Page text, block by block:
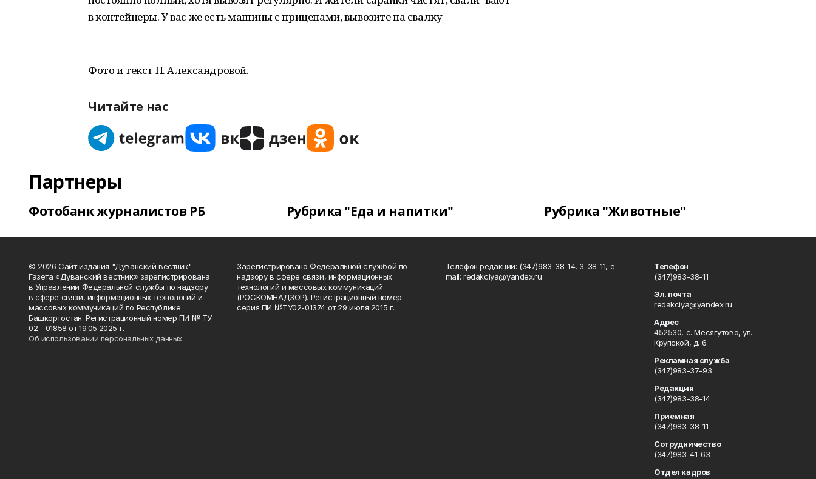
в контейнеры. У вас же есть машины с прицепами, вывозите на свалку
Фото и текст Н. Александровой.
Читайте нас
Партнеры
Фотобанк журналистов РБ Рубрика "Еда и напитки" Рубрика "Животные"
© 2026 Сайт издания "Дуванский вестник"
Газета «Дуванский вестник» зарегистрирована
в Управлении Федеральной службы по надзору
в сфере связи, информационных технологий и
массовых коммуникаций по Республике
Башкортостан. Регистрационный номер ПИ № ТУ
02 - 01858 от 19.05.2025 г.
Об использовании персональных данных
Зарегистрировано Федеральной службой по
надзору в сфере связи, информационных
технологий и массовых коммуникаций
(РОСКОМНАДЗОР). Регистрационный номер:
серия ПИ №ТУ02-01374 от 29 июля 2015 г.
Телефон редакции: (347)983-38-14, 3-38-11, e-
mail: redakciya@yandex.ru
Телефон
(347)983-38-11
Эл. почта
redakciya@yandex.ru
Адрес
452530, с. Месягутово, ул.
Крупской, д. 6
Рекламная служба
(347)983-37-93
Редакция
(347)983-38-14
Приемная
(347)983-38-11
Сотрудничество
(347)983-41-63
Отдел кадров